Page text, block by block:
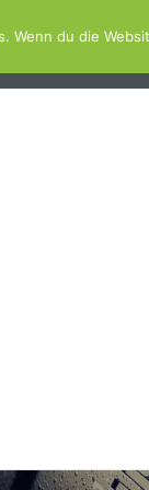
Wenn du die